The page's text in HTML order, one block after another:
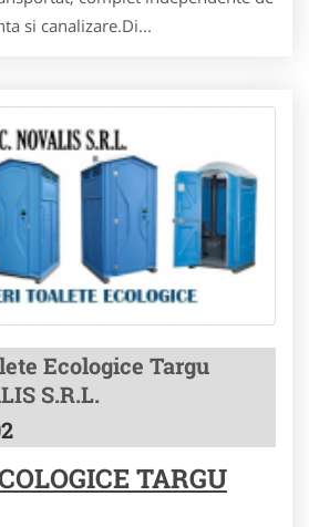
si canalizare.Di...
Ecologice Targu
S.R.L.
TARGU